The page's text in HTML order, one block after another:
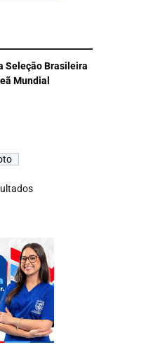
Seleção Brasileira
Mundial